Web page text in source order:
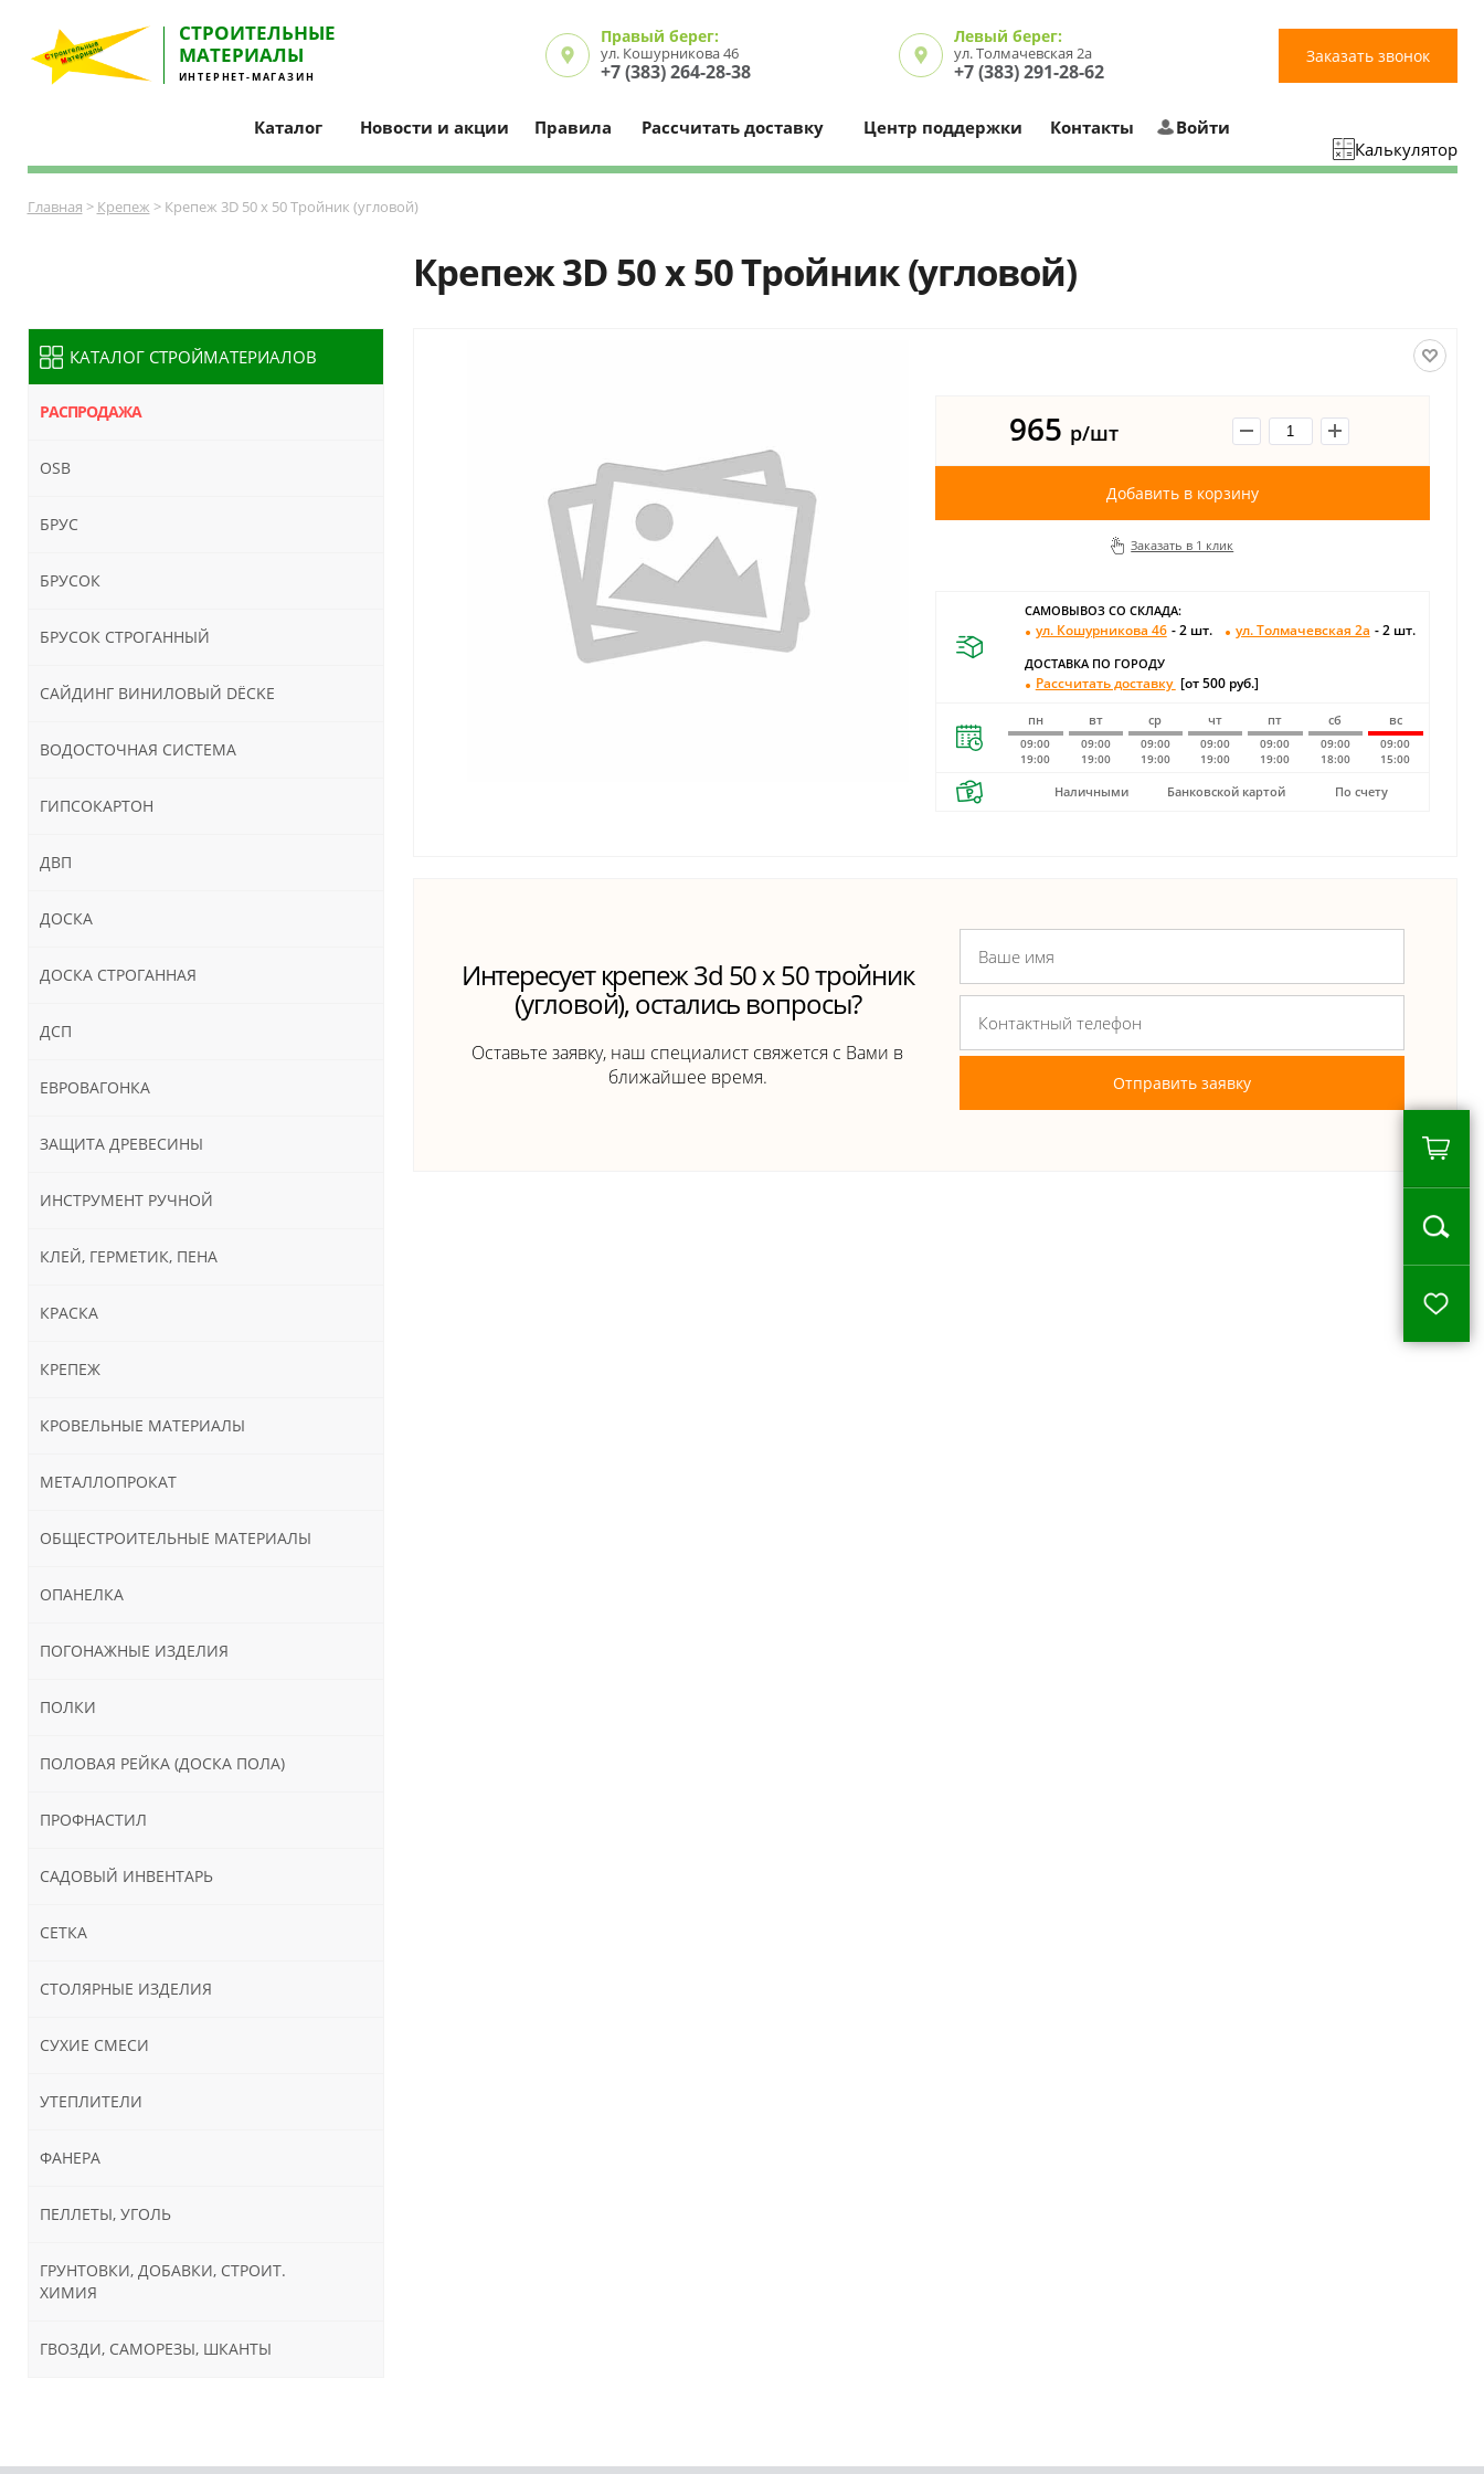
СТРОИТЕЛЬНЫE
МАТЕРИАЛЫ
ИНТЕРНЕТ-МАГАЗИН
Правый берег:
ул. Кошурникова 46
+7 (383) 264-28-38
Левый берег:
ул. Толмачевская 2а
+7 (383) 291-28-62
Заказать звонок
Каталог Новости и акции Правила Рассчитать доставку Центр поддержки Контакты
Войти
Калькулятор
Главная > Крепеж > Крепеж 3D 50 х 50 Тройник (угловой)
Крепеж 3D 50 х 50 Тройник (угловой)
965 р/шт
Добавить в корзину
Заказать в 1 клик
САМОВЫВОЗ СО СКЛАДА:
ул. Кошурникова 46 - 2 шт. ул. Толмачевская 2а - 2 шт.
ДОСТАВКА ПО ГОРОДУ
Рассчитать доставку [от 500 руб.]
пн вт ср чт пт сб вс
09:00
19:00
09:00
19:00
09:00
19:00
09:00
19:00
09:00
19:00
09:00
18:00
09:00
15:00
Наличными Банковской картой По счету
Интересует крепеж 3d 50 х 50 тройник
(угловой), остались вопросы?
Оставьте заявку, наш специалист свяжется с Вами в
ближайшее время.
Отправить заявку
КАТАЛОГ СТРОЙМАТЕРИАЛОВ
РАСПРОДАЖА
OSB
БРУС
БРУСОК
БРУСОК СТРОГАННЫЙ
САЙДИНГ ВИНИЛОВЫЙ DЁCKE
ВОДОСТОЧНАЯ СИСТЕМА
ГИПСОКАРТОН
ДВП
ДОСКА
ДОСКА СТРОГАННАЯ
ДСП
ЕВРОВАГОНКА
ЗАЩИТА ДРЕВЕСИНЫ
ИНСТРУМЕНТ РУЧНОЙ
КЛЕЙ, ГЕРМЕТИК, ПЕНА
КРАСКА
КРЕПЕЖ
КРОВЕЛЬНЫЕ МАТЕРИАЛЫ
МЕТАЛЛОПРОКАТ
ОБЩЕСТРОИТЕЛЬНЫЕ МАТЕРИАЛЫ
ОПАНЕЛКА
ПОГОНАЖНЫЕ ИЗДЕЛИЯ
ПОЛКИ
ПОЛОВАЯ РЕЙКА (ДОСКА ПОЛА)
ПРОФНАСТИЛ
САДОВЫЙ ИНВЕНТАРЬ
СЕТКА
СТОЛЯРНЫЕ ИЗДЕЛИЯ
СУХИЕ СМЕСИ
УТЕПЛИТЕЛИ
ФАНЕРА
ПЕЛЛЕТЫ, УГОЛЬ
ГРУНТОВКИ, ДОБАВКИ, СТРОИТ.
ХИМИЯ
ГВОЗДИ, САМОРЕЗЫ, ШКАНТЫ